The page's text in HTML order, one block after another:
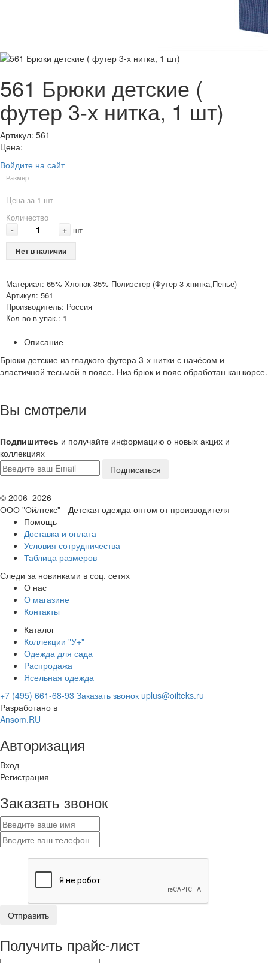
561 Брюки детские (
футер 3-х нитка, 1 шт)
Артикул: 561
Цена:
Войдите на сайт
Размер
Цена за 1 шт
Количество
- + шт
Нет в наличии
Материал: 65% Хлопок 35% Полиэстер (Футер 3-хнитка,Пенье)
Артикул: 561
Производитель: Россия
Кол-во в упак.: 1
Описание
Брюки детские из гладкого футера 3-х нитки с начёсом и
эластичной тесьмой в поясе. Низ брюк и пояс обработан кашкорсе.
Вы смотрели
Подпишитесь и получайте информацию о новых акцих и
коллекциях
© 2006–2026
ООО "Ойлтекс" - Детская одежда оптом от производителя
Помощь
Доставка и оплата
Условия сотрудничества
Таблица размеров
Следи за новинками в соц. сетях
О нас
О магазине
Контакты
Каталог
Коллекции "У+"
Одежда для сада
Распродажа
Ясельная одежда
+7 (495) 661-68-93 Заказать звонок uplus@oilteks.ru
Разработано в
Ansom.RU
Авторизация
Вход
Регистрация
Заказать звонок
Получить прайс-лист